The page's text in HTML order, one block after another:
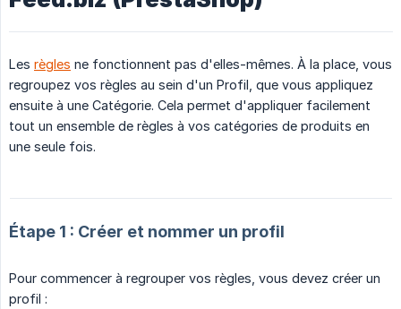
Les règles ne fonctionnent pas d'elles-mêmes. À la place, vous
regroupez vos règles au sein d'un Profil, que vous appliquez
ensuite à une Catégorie. Cela permet d'appliquer facilement
tout un ensemble de règles à vos catégories de produits en
une seule fois.
Étape 1 : Créer et nommer un profil
Pour commencer à regrouper vos règles, vous devez créer un
profil :